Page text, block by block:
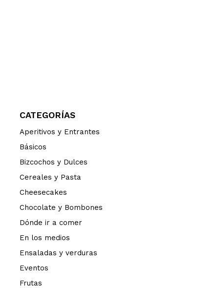
CATEGORÍAS
Aperitivos y Entrantes
Básicos
Bizcochos y Dulces
Cereales y Pasta
Cheesecakes
Chocolate y Bombones
Dónde ir a comer
En los medios
Ensaladas y verduras
Eventos
Frutas